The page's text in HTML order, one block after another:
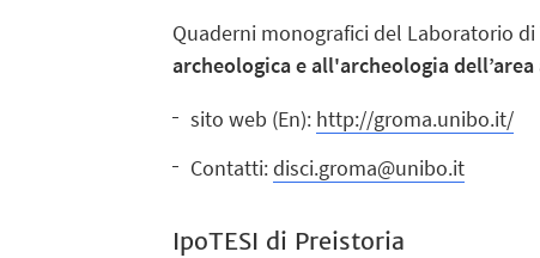
Quaderni monografici del Laboratorio
archeologica e all'archeologia
sito web (En): http://groma.unibo.it/
Contatti:disci.groma@unibo.it
IpoTESI di Preistoria